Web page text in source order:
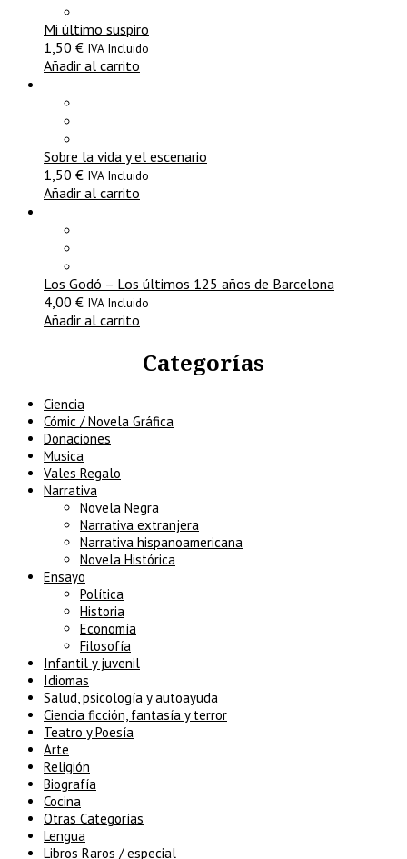
Mi último suspiro
1,50 € IVA Incluido
Añadir al carrito
Sobre la vida y el escenario
1,50 € IVA Incluido
Añadir al carrito
Los Godó – Los últimos 125 años de Barcelona
4,00 € IVA Incluido
Añadir al carrito
Categorías
Ciencia
Cómic / Novela Gráfica
Donaciones
Musica
Vales Regalo
Narrativa
Novela Negra
Narrativa extranjera
Narrativa hispanoamericana
Novela Histórica
Ensayo
Política
Historia
Economía
Filosofía
Infantil y juvenil
Idiomas
Salud, psicología y autoayuda
Ciencia ficción, fantasía y terror
Teatro y Poesía
Arte
Religión
Biografía
Cocina
Otras Categorías
Lengua
Libros Raros / especial